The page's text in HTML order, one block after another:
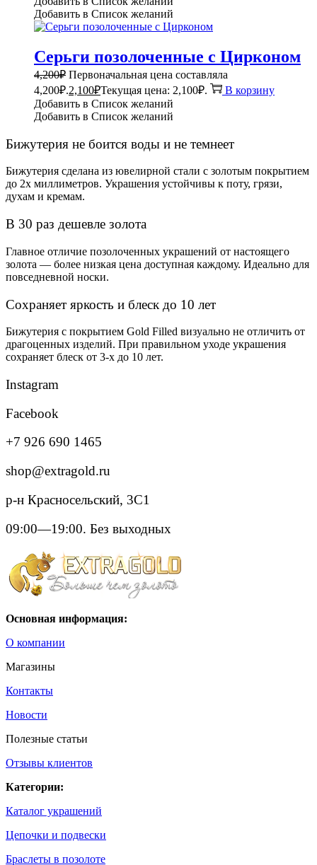
Добавить в Список желаний
Серьги позолоченные с Цирконом
4,200₽ Первоначальная цена составляла
4,200₽.2,100₽Текущая цена: 2,100₽.
В корзину
Добавить в Список желаний
Добавить в Список желаний
Бижутерия не боится воды и не темнеет
Бижутерия сделана из ювелирной стали с золотым покрытием
до 2х миллиметров. Украшения устойчивы к поту, грязи,
духам и кремам.
В 30 раз дешевле золота
Главное отличие позолоченных украшений от настоящего
золота — более низкая цена доступная каждому. Идеально для
повседневной носки.
Сохраняет яркость и блеск до 10 лет
Бижутерия с покрытием Gold Filled визуально не отличить от
драгоценных изделий. При правильном уходе украшения
сохраняет блеск от 3-х до 10 лет.
Instagram
Facebook
+7 926 690 1465
shop@extragold.ru
р-н Красносельский, 3С1
09:00—19:00. Без выходных
Основная информация:
О компании
Магазины
Контакты
Новости
Полезные статьи
Отзывы клиентов
Категории:
Каталог украшений
Цепочки и подвески
Браслеты в позолоте